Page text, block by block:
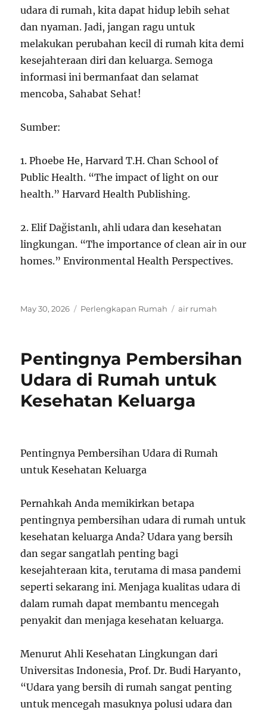
udara di rumah, kita dapat hidup lebih sehat
dan nyaman. Jadi, jangan ragu untuk
melakukan perubahan kecil di rumah kita demi
kesejahteraan diri dan keluarga. Semoga
informasi ini bermanfaat dan selamat
mencoba, Sahabat Sehat!
Sumber:
1. Phoebe He, Harvard T.H. Chan School of
Public Health. “The impact of light on our
health.” Harvard Health Publishing.
2. Elif Dağistanlı, ahli udara dan kesehatan
lingkungan. “The importance of clean air in our
homes.” Environmental Health Perspectives.
Posted
May 30, 2026 Categories
Perlengkapan Rumah Tags
air rumah
Pentingnya Pembersihan
Udara di Rumah untuk
Kesehatan Keluarga
Pentingnya Pembersihan Udara di Rumah
untuk Kesehatan Keluarga
Pernahkah Anda memikirkan betapa
pentingnya pembersihan udara di rumah untuk
kesehatan keluarga Anda? Udara yang bersih
dan segar sangatlah penting bagi
kesejahteraan kita, terutama di masa pandemi
seperti sekarang ini. Menjaga kualitas udara di
dalam rumah dapat membantu mencegah
penyakit dan menjaga kesehatan keluarga.
Menurut Ahli Kesehatan Lingkungan dari
Universitas Indonesia, Prof. Dr. Budi Haryanto,
“Udara yang bersih di rumah sangat penting
untuk mencegah masuknya polusi udara dan